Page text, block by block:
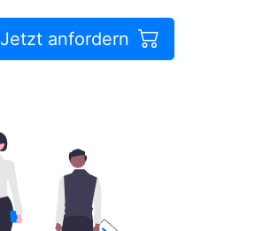
Jetzt anfordern